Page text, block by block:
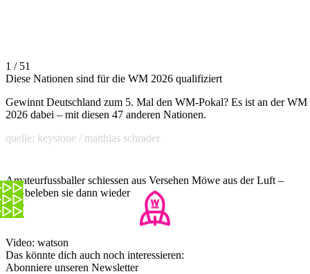
1 / 51
Diese Nationen sind für die WM 2026 qualifiziert
Gewinnt Deutschland zum 5. Mal den WM-Pokal? Es ist an der WM
2026 dabei – mit diesen 47 anderen Nationen.
quelle: keystone / matthias schrader
Amateurfussballer schiessen aus Versehen Möwe aus der Luft –
und beleben sie dann wieder
Video: watson
Das könnte dich auch noch interessieren:
Abonniere unseren Newsletter